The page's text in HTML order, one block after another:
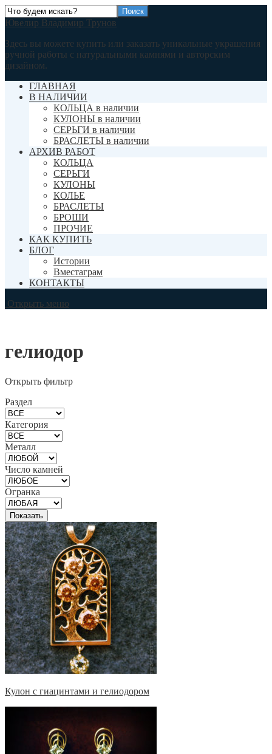
Ювелир Владимир Трунов
Здесь вы можете купить или заказать уникальные украшения
ручной работы с натуральными камнями и авторским
дизайном.
ГЛАВНАЯ
В НАЛИЧИИ
КОЛЬЦА в наличии
КУЛОНЫ в наличии
СЕРЬГИ в наличии
БРАСЛЕТЫ в наличии
АРХИВ РАБОТ
КОЛЬЦА
СЕРЬГИ
КУЛОНЫ
КОЛЬЕ
БРАСЛЕТЫ
БРОШИ
ПРОЧИЕ
КАК КУПИТЬ
БЛОГ
Истории
Вместаграм
КОНТАКТЫ
Открыть меню
гелиодор
Открыть фильтр
Раздел
Категория
Металл
Число камней
Огранка
Кулон с гиацинтами и гелиодором